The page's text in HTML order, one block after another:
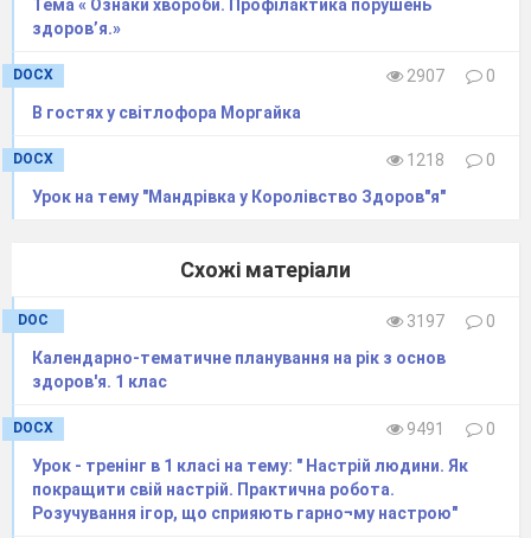
● У ставленні до інших будь чесним,
уважним, доброзичливим.
● Ніколи не дозволяй собі насміятися над
недоліками інших.
● Не соромся поступитися іншому.
VII. Підсумок уроку
- Що б ви порадили тим дітям, які ще не
мають справжнього друга?
ситуацій, зображених на малюнках.)
Тема « Ознаки хвороби. Профілактика порушень
здоров’я.»
DOCX 2907
0
В гостях у світлофора Моргайка
DOCX 1218
0
Урок на тему "Мандрівка у Королівство Здоров"я"
Схожі матеріали
DOC 3197
0
Календарно-тематичне планування на рік з основ
здоров'я. 1 клас
DOCX 9491
0
Урок - тренінг в 1 класі на тему: " Настрій людини. Як
покращити свій настрій. Практична робота.
Розучування ігор, що сприяють гарно¬му настрою"